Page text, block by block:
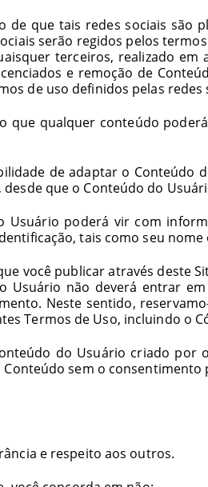
de que tais redes sociais são
serão regidos pelos
terceiros, realizado
e remoção de
de uso definidos pelas redes
que qualquer conteúdo
de adaptar o
que o Conteúdo do
Usuário poderá vir com
tais como seu
você publicar através deste
Usuário não deverá entrar
Neste sentido,
Termos de Uso, incluindo o
do Usuário criado
sem o consentimento
e respeito aos outros.